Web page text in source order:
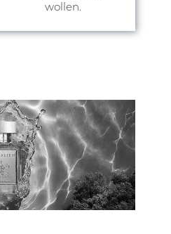
wollen.